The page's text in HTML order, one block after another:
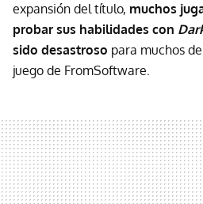
expansión del título, muchos
probar sus habilidades con
sido desastroso para muchos
juego de FromSoftware.